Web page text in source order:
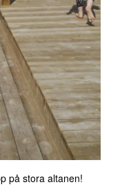
på stora altanen!